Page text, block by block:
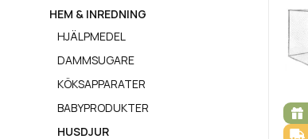
HEM & INREDNING
HJÄLPMEDEL
DAMMSUGARE
KÖKSAPPARATER
BABYPRODUKTER
HUSDJUR